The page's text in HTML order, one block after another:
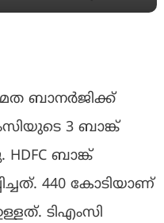
ബാനർജിക്ക്
3 ബാങ്ക്
ബാങ്ക്
440 കോടിയാണ്
ടിഎംസി